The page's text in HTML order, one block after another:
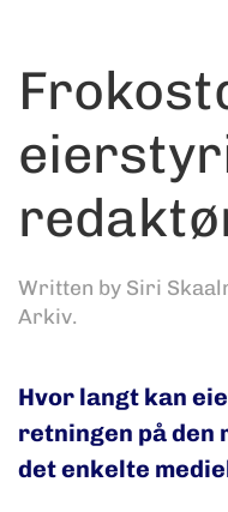
Written by Siri
Arkiv.
Hvor langt kan
retningen på den
det enkelte